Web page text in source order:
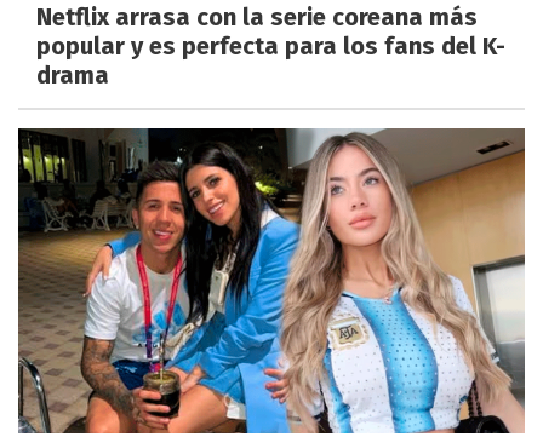
Netflix arrasa con la serie coreana más
popular y es perfecta para los fans del K-
drama